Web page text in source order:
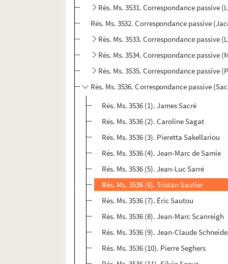
Rés. Ms. 3531. Correspondance passive
Rés. Ms. 3532. Correspondance passive
Rés. Ms. 3533. Correspondance passive
Rés. Ms. 3534. Correspondance passive
Rés. Ms. 3535. Correspondance passive
Rés. Ms. 3536. Correspondance passive
Rés. Ms. 3536 (1). James Sacré
Rés. Ms. 3536 (2). Caroline Sagat
Rés. Ms. 3536 (3). Pieretta Sakellariou
Rés. Ms. 3536 (4). Jean-Marc de Samie
Rés. Ms. 3536 (5). Jean-Luc Sarré
Rés. Ms. 3536 (6). Tristan Sautier
Rés. Ms. 3536 (7). Éric Sautou
Rés. Ms. 3536 (8). Jean-Marc Scanreigh
Rés. Ms. 3536 (9). Jean-Claude
Rés. Ms. 3536 (10). Pierre Seghers